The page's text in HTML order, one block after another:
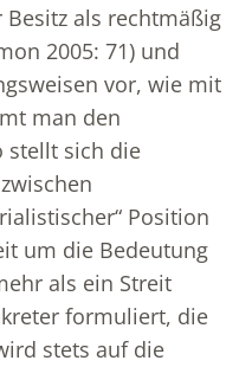
Besitz als rechtmäßig
2005: 71) und
vor, wie mit
man den
stellt sich die
Position
um die Bedeutung
als ein Streit
formuliert, die
stets auf die